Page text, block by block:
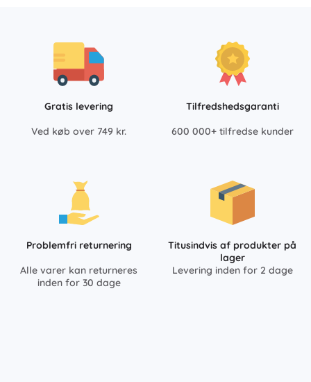
Gratis levering
Ved køb over 749 kr.
Tilfredshedsgaranti
600 000+ tilfredse kunder
Problemfri returnering
Alle varer kan returneres
inden for 30 dage
Titusindvis af produkter på
lager
Levering inden for 2 dage